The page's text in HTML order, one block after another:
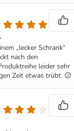
„lecker Schrank“
nach den
leider sehr
Zeit etwas trübt. 😕